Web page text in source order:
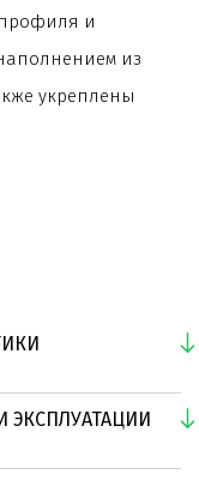
и
из
укреплены
через
30000 м3/ч.
ЭКСПЛУАТАЦИИ